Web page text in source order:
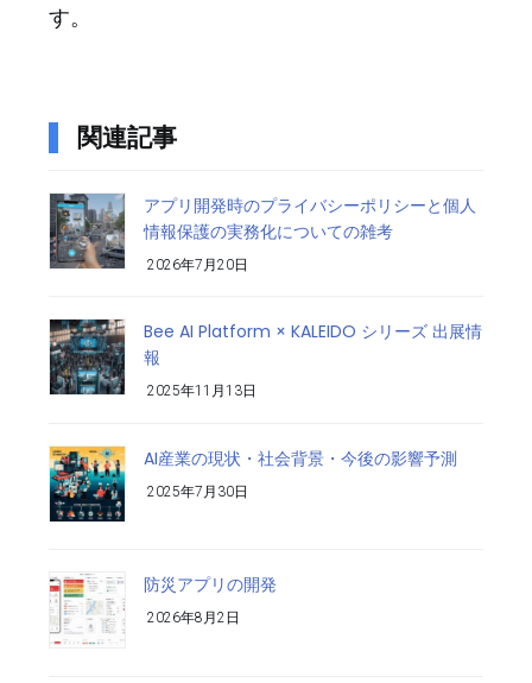
す。
関連記事
アプリ開発時のプライバシーポリシーと個人
情報保護の実務化についての雑考
2026年7月20日
Bee AI Platform × KALEIDO シリーズ 出展情
報
2025年11月13日
AI産業の現状・社会背景・今後の影響予測
2025年7月30日
防災アプリの開発
2026年8月2日